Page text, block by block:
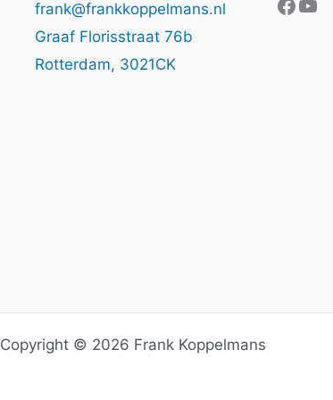
frank@frankkoppelmans.nl
Graaf Florisstraat 76b
Rotterdam, 3021CK
Copyright © 2026 Frank Koppelmans